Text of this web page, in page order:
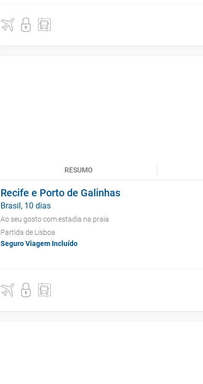
RESUMO
Recife e Porto de Galinhas
Brasil, 10 dias
Ao seu gosto com estadia na praia
Partida de Lisboa
Seguro Viagem Incluído